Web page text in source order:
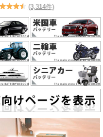
(3,314件)